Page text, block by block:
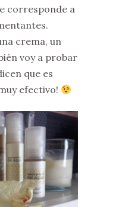
corresponde a
crema, un
voy a probar
que es
efectivo!